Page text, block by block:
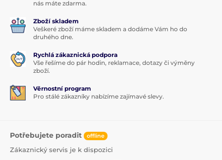
nás máte zdarma.
Zboží skladem
Veškeré zboží máme skladem a dodáme Vám ho do
druhého dne.
Rychlá zákaznická podpora
Vše řešíme do pár hodin, reklamace, dotazy či výměny
zboží.
Věrnostní program
Pro stálé zákazníky nabízíme zajímavé slevy.
Potřebujete poradit offline
Zákaznický servis je k dispozici